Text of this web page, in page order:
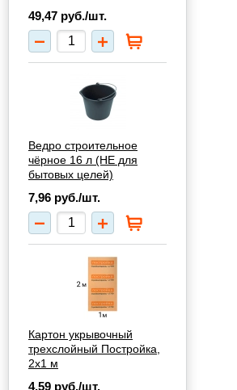
49,47 руб./шт.
Ведро строительное
чёрное 16 л (НЕ для
бытовых целей)
7,96 руб./шт.
Картон укрывочный
трехслойный Постройка,
2х1 м
4,59 руб./шт.